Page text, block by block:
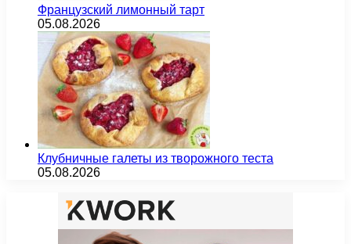
Французский лимонный тарт
05.08.2026
Клубничные галеты из творожного теста
05.08.2026